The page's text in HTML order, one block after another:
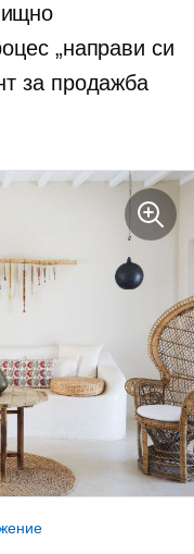
„направи си
за продажба